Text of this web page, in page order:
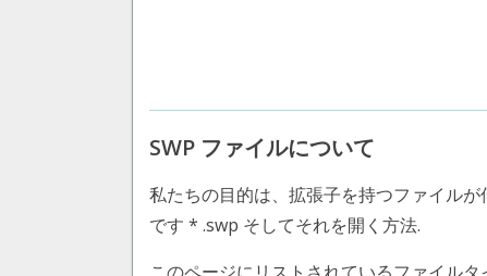
SWP ファイルについて
私たちの目的は、拡張子を持つファイル
です * .swp そしてそれを開く方法.